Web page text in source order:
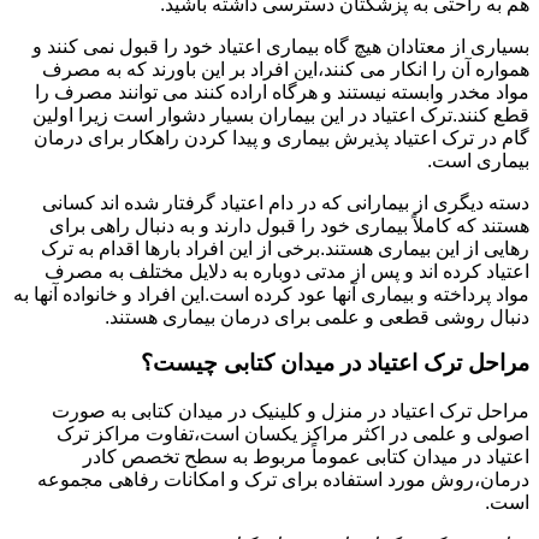
بسیاری از معتادان هیچ گاه بیماری اعتیاد خود را قبول نمی کنند و
همواره آن را انکار می کنند،این افراد بر این باورند که به مصرف
مواد مخدر وابسته نیستند و هرگاه اراده کنند می توانند مصرف را
قطع کنند.ترک اعتیاد در این بیماران بسیار دشوار است زیرا اولین
گام در ترک اعتیاد پذیرش بیماری و پیدا کردن راهکار برای درمان
بیماری است.
دسته دیگری از بیمارانی که در دام اعتیاد گرفتار شده اند کسانی
هستند که کاملاً بیماری خود را قبول دارند و به دنبال راهی برای
رهایی از این بیماری هستند.برخی از این افراد بارها اقدام به ترک
اعتیاد کرده اند و پس از مدتی دوباره به دلایل مختلف به مصرف
مواد پرداخته و بیماری آنها عود کرده است.این افراد و خانواده آنها به
دنبال روشی قطعی و علمی برای درمان بیماری هستند.
مراحل ترک اعتیاد در میدان کتابی چیست؟
مراحل ترک اعتیاد در منزل و کلینیک در میدان کتابی به صورت
اصولی و علمی در اکثر مراکز یکسان است،تفاوت مراکز ترک
اعتیاد در میدان کتابی عموماً مربوط به سطح تخصص کادر
درمان،روش مورد استفاده برای ترک و امکانات رفاهی مجموعه
است.